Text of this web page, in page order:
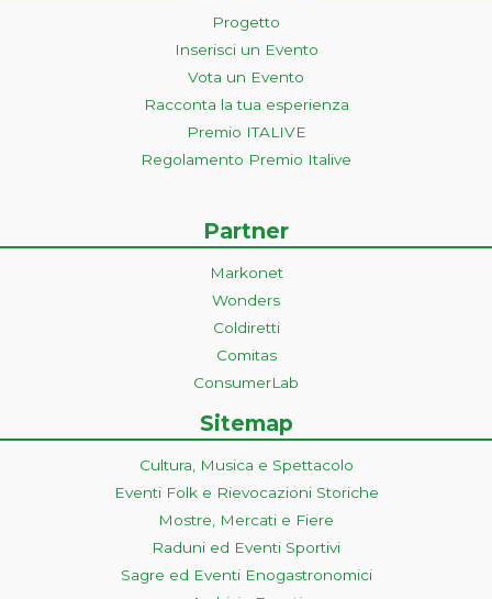
Progetto
Inserisci un Evento
Vota un Evento
Racconta la tua esperienza
Premio ITALIVE
Regolamento Premio Italive
Partner
Markonet
Wonders
Coldiretti
Comitas
ConsumerLab
Sitemap
Cultura, Musica e Spettacolo
Eventi Folk e Rievocazioni Storiche
Mostre, Mercati e Fiere
Raduni ed Eventi Sportivi
Sagre ed Eventi Enogastronomici